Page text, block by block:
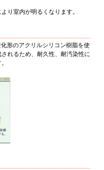
り室内が明るくなります。
形のアクリルシリコン樹脂を使
れるため、耐久性、耐汚染性に